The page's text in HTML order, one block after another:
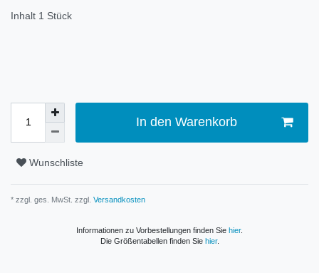
Inhalt 1 Stück
In den Warenkorb
Wunschliste
* zzgl. ges. MwSt. zzgl. Versandkosten
Informationen zu Vorbestellungen finden Sie hier.
Die Größentabellen finden Sie hier.